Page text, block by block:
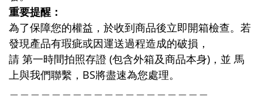
重要提醒：
為了保障您的權益，於收到商品後立即開箱檢查。若
發現產品有瑕疵或因運送過程造成的破損，
請 第一時間拍照存證 (包含外箱及商品本身)，並 馬
上與我們聯繫，BS將盡速為您處理。